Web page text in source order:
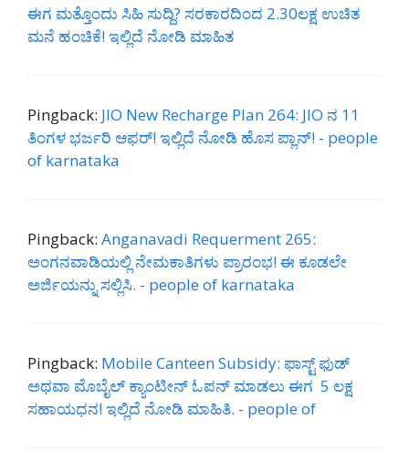
ಈಗ ಮತ್ತೊಂದು ಸಿಹಿ ಸುದ್ದಿ? ಸರಕಾರದಿಂದ 2.30ಲಕ್ಷ ಉಚಿತ
ಮನೆ ಹಂಚಿಕೆ! ಇಲ್ಲಿದೆ ನೋಡಿ ಮಾಹಿತ
Pingback: JIO New Recharge Plan 264: JIO ನ 11
ತಿಂಗಳ ಭರ್ಜರಿ ಆಫರ್! ಇಲ್ಲಿದೆ ನೋಡಿ ಹೊಸ ಪ್ಲಾನ್! - people
of karnataka
Pingback: Anganavadi Requerment 265:
ಅಂಗನವಾಡಿಯಲ್ಲಿ ನೇಮಕಾತಿಗಳು ಪ್ರಾರಂಭ! ಈ ಕೂಡಲೇ
ಅರ್ಜಿಯನ್ನು ಸಲ್ಲಿಸಿ. - people of karnataka
Pingback: Mobile Canteen Subsidy: ಫಾಸ್ಟ್ ಫುಡ್
ಅಥವಾ ಮೊಬೈಲ್ ಕ್ಯಾಂಟೀನ್ ಓಪನ್ ಮಾಡಲು ಈಗ 5 ಲಕ್ಷ
ಸಹಾಯಧನ! ಇಲ್ಲಿದೆ ನೋಡಿ ಮಾಹಿತಿ. - people of